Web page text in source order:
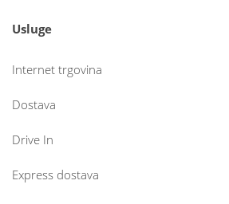
Usluge
Internet trgovina
Dostava
Drive In
Express dostava